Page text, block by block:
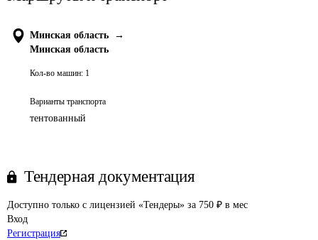
Минская область
→
Минская область
Кол-во машин: 1
Варианты транспорта
тентованный
Тендерная документация
Доступно только с лицензией «Тендеры» за 750 ₽ в мес
Вход
Регистрация